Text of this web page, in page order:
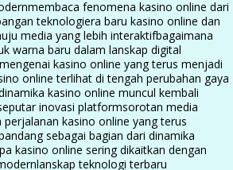
membaca fenomena kasino online dari
teknologiera baru kasino online dan
media yang lebih interaktifbagaimana
warna baru dalam lanskap digital
kasino online yang terus menjadi
online terlihat di tengah perubahan gaya
kasino online muncul kembali
inovasi platformsorotan media
kasino online yang terus
sebagai bagian dari dinamika
kasino online sering dikaitkan dengan
lanskap teknologi terbaru